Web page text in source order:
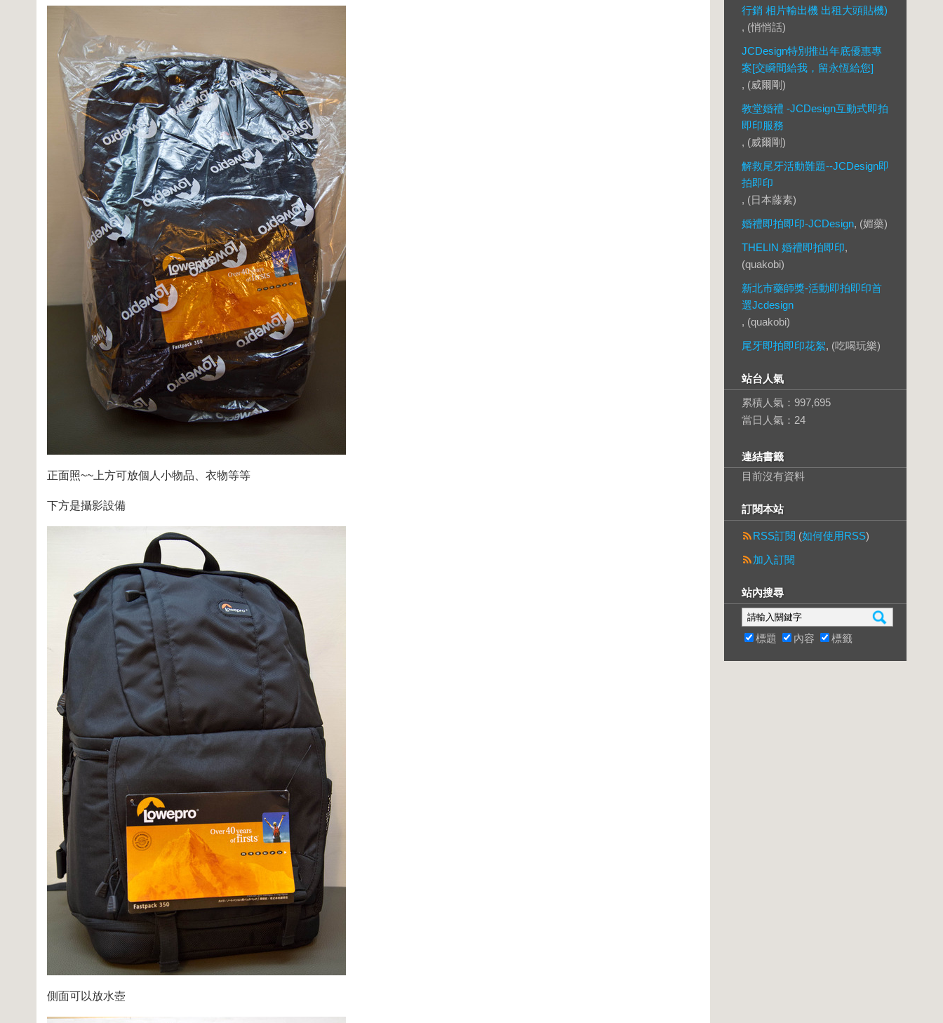
正面照~~上方可放個人小物品、衣物等等
下方是攝影設備
側面可以放水壺
行銷 相片輸出機 出租大頭貼機)
, (悄悄話)
JCDesign特別推出年底優惠專
案[交瞬間給我，留永恆給您]
, (威爾剛)
教堂婚禮 -JCDesign互動式即拍
即印服務
, (威爾剛)
解救尾牙活動難題--JCDesign即
拍即印
, (日本藤素)
婚禮即拍即印-JCDesign, (媚藥)
THELIN 婚禮即拍即印,
(quakobi)
新北市藥師獎-活動即拍即印首
選Jcdesign
, (quakobi)
尾牙即拍即印花絮, (吃喝玩樂)
站台人氣
累積人氣： 997,695
當日人氣： 24
連結書籤
目前沒有資料
訂閱本站
RSS訂閱 (如何使用RSS)
加入訂閱
站內搜尋
標題 內容 標籤